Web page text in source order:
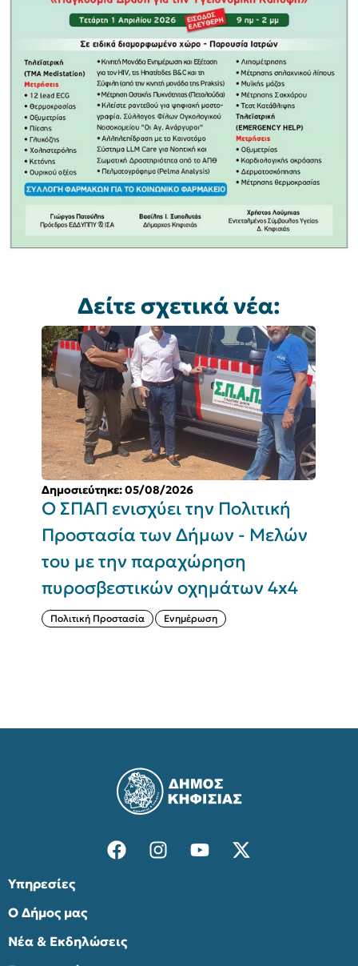
Δείτε σχετικά νέα:
Δημοσιεύτηκε: 05/08/2026
Ο ΣΠΑΠ ενισχύει την Πολιτική
Προστασία των Δήμων - Μελών
του με την παραχώρηση
πυροσβεστικών οχημάτων 4x4
Πολιτική Προστασία Ενημέρωση
Υπηρεσίες
Ο Δήμος μας
Νέα & Εκδηλώσεις